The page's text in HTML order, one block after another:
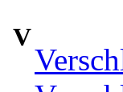
V